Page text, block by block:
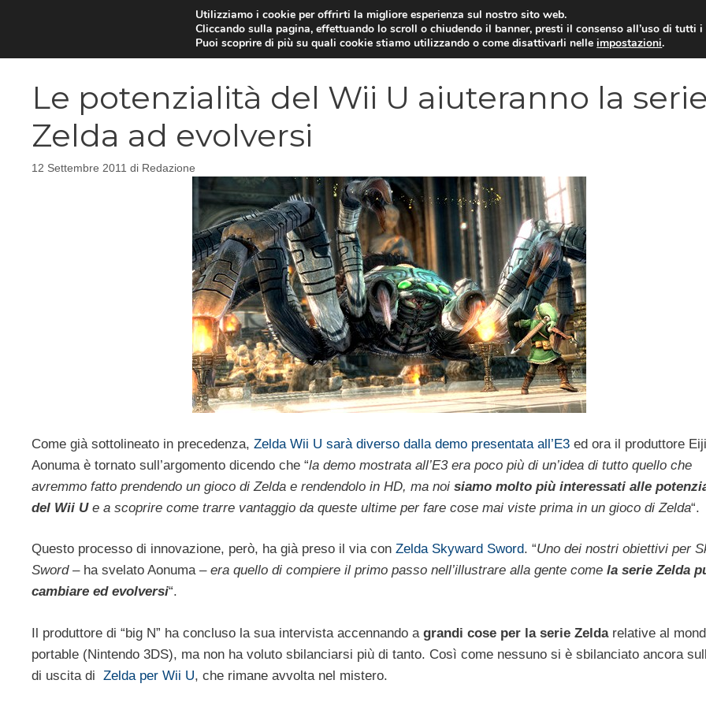
VIDEOGIOCHI NEWS
Le potenzialità del Wii U aiuteranno la
Zelda ad evolversi
12 Settembre 2011 di Redazione
Come già sottolineato in precedenza, Zelda Wii U sarà diverso dalla demo presentata all’E3 ed ora il produttore Eiji
Aonuma è tornato sull’argomento dicendo che “la demo mostrata all’E3 era poco più di un’idea di tutto quello che
avremmo fatto prendendo un gioco di Zelda e rendendolo in HD, ma noi siamo molto più interessati alle
del Wii Ue a scoprire come trarre vantaggio da queste ultime per fare cose mai viste prima in un gioco di Zelda“.
Questo processo di innovazione, però, ha già preso il via con Zelda Skyward Sword. “Uno dei nostri obiettivi per
Sword – ha svelato Aonuma –era quello di compiere il primo passo nell’illustrare alla gente come la serie Zelda
cambiare ed evolversi“.
Il produttore di “big N” ha concluso la sua intervista accennando a grandi cose per la serie Zeldarelative al
portable (Nintendo 3DS), ma non ha voluto sbilanciarsi più di tanto. Così come nessuno si è sbilanciato ancora
di uscita di Zelda per Wii U, che rimane avvolta nel mistero.
Utilizziamo i cookie per offrirti la migliore esperienza sul nostro sito web.
Cliccando sulla pagina, effettuando lo scroll o chiudendo il banner, presti il consenso all’uso di tutti i
Puoi scoprire di più su quali cookie stiamo utilizzando o come disattivarli nelleimpostazioni.